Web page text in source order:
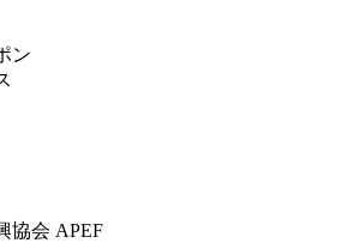
ン
協会 APEF